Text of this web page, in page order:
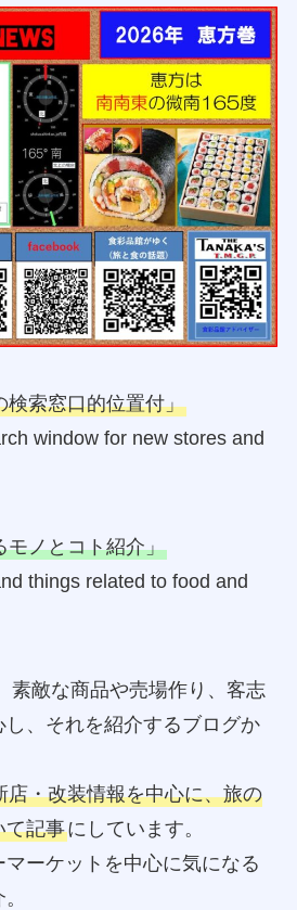
検索窓口的位置付」
window for new stores and
モノとコト紹介」
things related to food and
素敵な商品や売場作り、客志
、それを紹介するブログか
店・改装情報を中心に、旅の
て記事にしています。
ーケットを中心に気になる